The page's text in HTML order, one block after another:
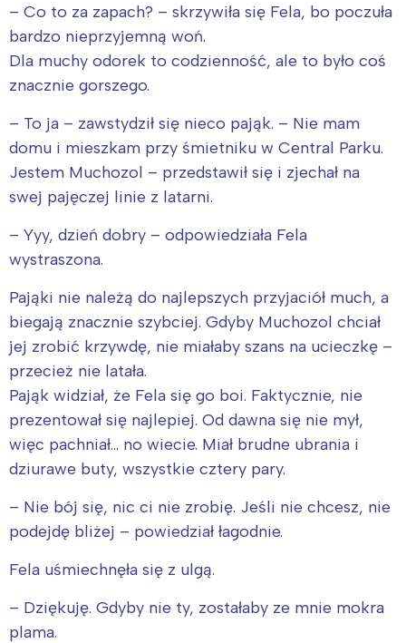
– Co to za zapach? – skrzywiła się Fela, bo poczuła
bardzo nieprzyjemną woń.
Dla muchy odorek to codzienność, ale to było coś
znacznie gorszego.
– To ja – zawstydził się nieco pająk. – Nie mam
domu i mieszkam przy śmietniku w Central Parku.
Jestem Muchozol – przedstawił się i zjechał na
swej pajęczej linie z latarni.
– Yyy, dzień dobry – odpowiedziała Fela
wystraszona.
Pająki nie należą do najlepszych przyjaciół much, a
biegają znacznie szybciej. Gdyby Muchozol chciał
jej zrobić krzywdę, nie miałaby szans na ucieczkę –
przecież nie latała.
Pająk widział, że Fela się go boi. Faktycznie, nie
prezentował się najlepiej. Od dawna się nie mył,
więc pachniał… no wiecie. Miał brudne ubrania i
dziurawe buty, wszystkie cztery pary.
– Nie bój się, nic ci nie zrobię. Jeśli nie chcesz, nie
podejdę bliżej – powiedział łagodnie.
Fela uśmiechnęła się z ulgą.
– Dziękuję. Gdyby nie ty, zostałaby ze mnie mokra
plama.